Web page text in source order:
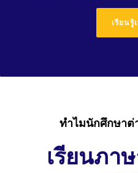
เรียนรู้
ทำไมนักศึกษาต่
เรียนภา